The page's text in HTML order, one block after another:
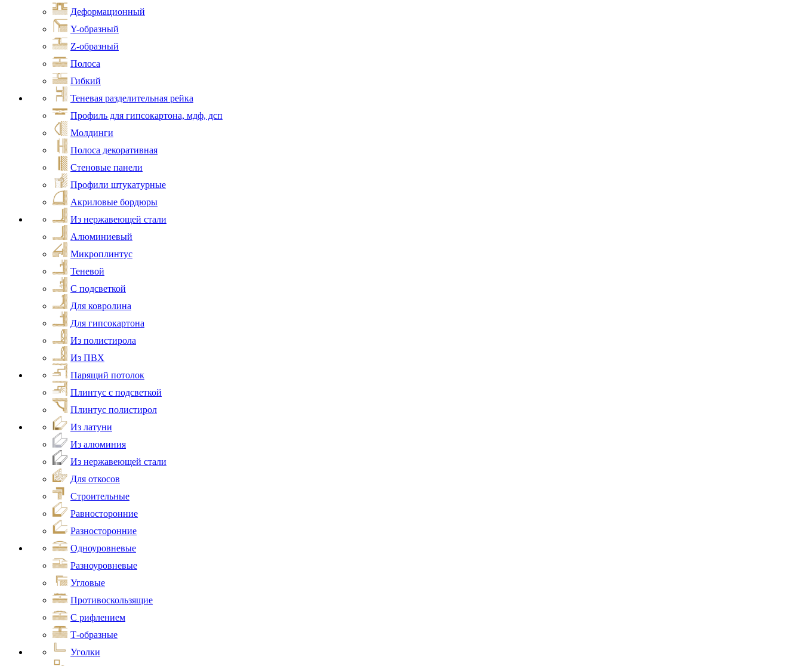
Деформационный
Y-образный
Z-образный
Полоса
Гибкий
Теневая разделительная рейка
Профиль для гипсокартона, мдф, дсп
Молдинги
Полоса декоративная
Стеновые панели
Профили штукатурные
Акриловые бордюры
Из нержавеющей стали
Алюминиевый
Микроплинтус
Теневой
С подсветкой
Для ковролина
Для гипсокартона
Из полистирола
Из ПВХ
Парящий потолок
Плинтус с подсветкой
Плинтус полистирол
Из латуни
Из алюминия
Из нержавеющей стали
Для откосов
Строительные
Равносторонние
Разносторонние
Одноуровневые
Разноуровневые
Угловые
Противоскользящие
С рифлением
Т-образные
Уголки